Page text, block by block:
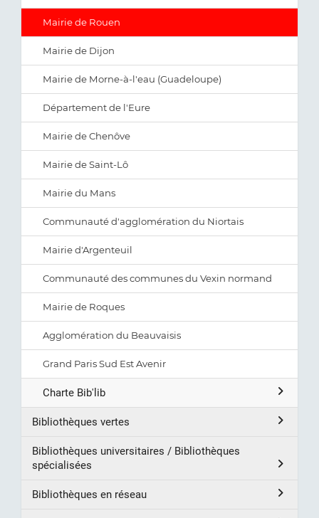
Mairie de Rouen
Mairie de Dijon
Mairie de Morne-à-l'eau (Guadeloupe)
Département de l'Eure
Mairie de Chenôve
Mairie de Saint-Lô
Mairie du Mans
Communauté d'agglomération du Niortais
Mairie d'Argenteuil
Communauté des communes du Vexin normand
Mairie de Roques
Agglomération du Beauvaisis
Grand Paris Sud Est Avenir
Charte Bib'lib
Bibliothèques vertes
Bibliothèques universitaires / Bibliothèques
spécialisées
Bibliothèques en réseau